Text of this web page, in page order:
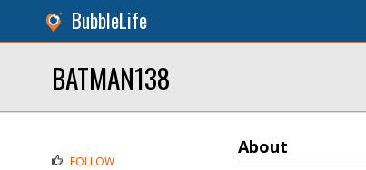
BubbleLife
BATMAN138
About
FOLLOW